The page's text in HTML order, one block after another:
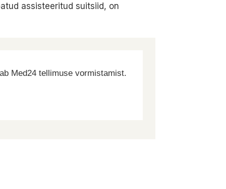
assisteeritud suitsiid, on
Med24 tellimuse vormistamist.